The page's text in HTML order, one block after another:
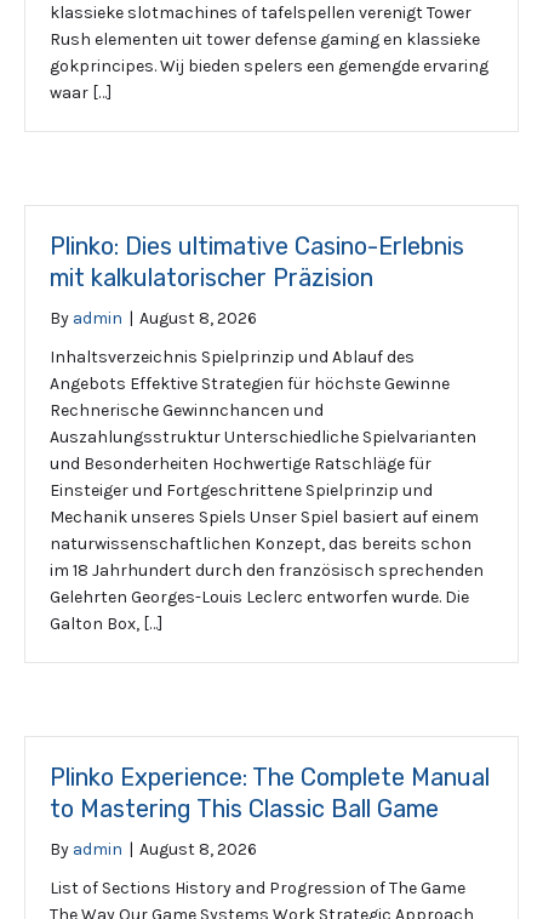
klassieke slotmachines of tafelspellen verenigt Tower
Rush elementen uit tower defense gaming en klassieke
gokprincipes. Wij bieden spelers een gemengde ervaring
waar […]
Plinko: Dies ultimative Casino-Erlebnis
mit kalkulatorischer Präzision
By admin | August 8, 2026
Inhaltsverzeichnis Spielprinzip und Ablauf des
Angebots Effektive Strategien für höchste Gewinne
Rechnerische Gewinnchancen und
Auszahlungsstruktur Unterschiedliche Spielvarianten
und Besonderheiten Hochwertige Ratschläge für
Einsteiger und Fortgeschrittene Spielprinzip und
Mechanik unseres Spiels Unser Spiel basiert auf einem
naturwissenschaftlichen Konzept, das bereits schon
im 18 Jahrhundert durch den französisch sprechenden
Gelehrten Georges-Louis Leclerc entworfen wurde. Die
Galton Box, […]
Plinko Experience: The Complete Manual
to Mastering This Classic Ball Game
By admin | August 8, 2026
List of Sections History and Progression of The Game
The Way Our Game Systems Work Strategic Approach